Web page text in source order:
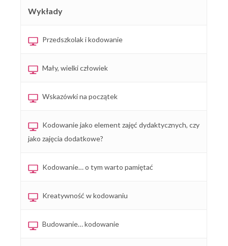
Wykłady
Przedszkolak i kodowanie
Mały, wielki człowiek
Wskazówki na początek
Kodowanie jako element zajęć dydaktycznych, czy
jako zajęcia dodatkowe?
Kodowanie… o tym warto pamiętać
Kreatywność w kodowaniu
Budowanie… kodowanie